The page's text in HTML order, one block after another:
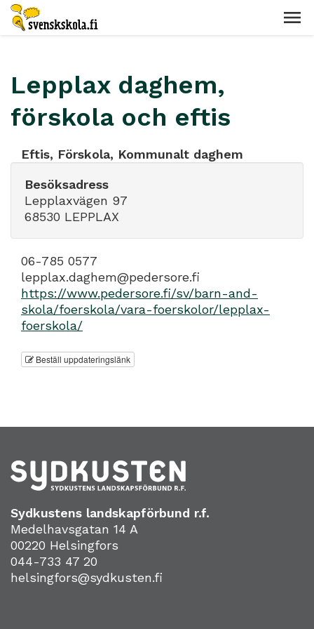
Lepplax daghem,
förskola och eftis
Eftis, Förskola, Kommunalt daghem
Besöksadress
Lepplaxvägen 97
68530 LEPPLAX
06-785 0577
lepplax.daghem@pedersore.fi
https://www.pedersore.fi/sv/barn-and-
skola/foerskola/vara-foerskolor/lepplax-
foerskola/
Beställ uppdateringslänk
Sydkustens landskapförbund r.f.
Medelhavsgatan 14 A
00220 Helsingfors
044-733 47 20
helsingfors@sydkusten.fi